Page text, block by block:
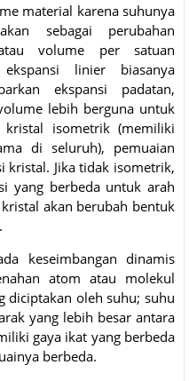
material karena suhunya
sebagai perubahan
volume per satuan
linier biasanya
ekspansi padatan,
lebih berguna untuk
kristal isometrik (memiliki
di seluruh), pemuaian
kristal. Jika tidak isometrik,
yang berbeda untuk arah
akan berubah bentuk
keseimbangan dinamis
atom atau molekul
diciptakan oleh suhu; suhu
yang lebih besar antara
gaya ikat yang berbeda
berbeda.